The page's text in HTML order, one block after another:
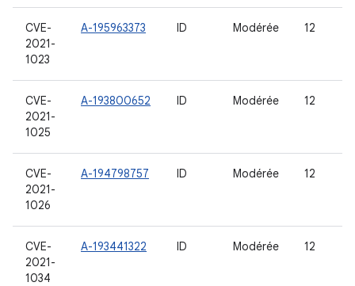
CVE-
2021-
1023
A-195963373 ID Modérée 12
CVE-
2021-
1025
A-193800652 ID Modérée 12
CVE-
2021-
1026
A-194798757 ID Modérée 12
CVE-
2021-
1034
A-193441322 ID Modérée 12